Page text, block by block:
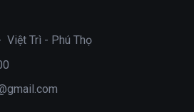
Việt Trì - Phú Thọ